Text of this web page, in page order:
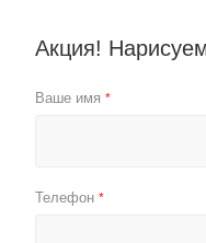
Акция!
Ваше имя *
Телефон *